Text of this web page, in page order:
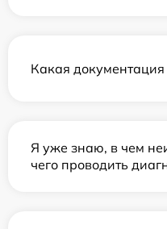
Какая документация
Я уже знаю, в чем
чего проводить